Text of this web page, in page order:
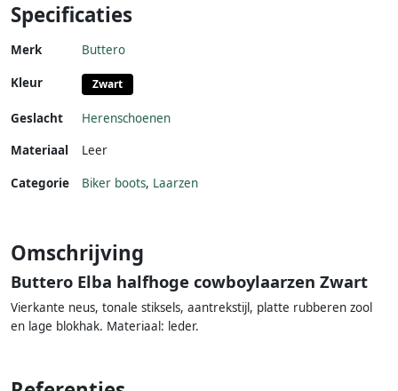
Specificaties
Merk Buttero
Kleur Zwart
Geslacht
Herenschoenen
Materiaal
Leer
Categorie Biker boots, Laarzen
Omschrijving
Buttero Elba halfhoge cowboylaarzen Zwart
Vierkante neus, tonale stiksels, aantrekstijl, platte rubberen zool
en lage blokhak. Materiaal: leder.